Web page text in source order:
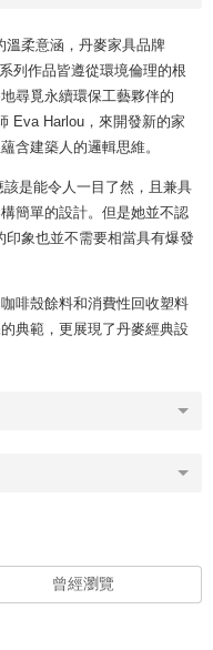
溫柔意涵，丹麥家具品牌
列作品皆遵從環境倫理的根
尋覓永續環保工藝夥伴的
Eva Harlou，來開發新的家
含建築人的邏輯思維。
是能令人一目了然，且兼具
簡單的設計。但是她並不認
象也並不需要相當具有爆發
啡殼餘料和消費性回收塑料
典範，更展現了丹麥經典設
曾經瀏覽